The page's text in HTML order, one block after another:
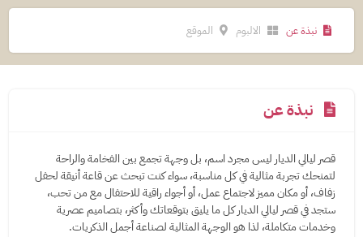
نبذة عن الالبوم الموقع
نبذة عن
قصر ليالي الديار ليس مجرد اسم، بل وجهة تجمع بين الفخامة والراحة
لتمنحك تجربة مثالية في كل مناسبة، سواء كنت تبحث عن قاعة أنيقة لحفل
زفاف، أو مكان مميز لاجتماع عمل، أو أجواء راقية للاحتفال مع من تحب،
ستجد في قصر ليالي الديار كل ما يليق بتوقعاتك وأكثر، بتصاميم عصرية
وخدمات متكاملة، لذا هو الوجهة المثالية لصناعة أجمل الذكريات.